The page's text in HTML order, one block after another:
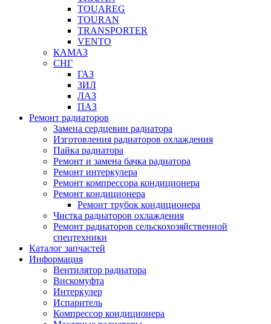
TOUAREG
TOURAN
TRANSPORTER
VENTO
КАМАЗ
СНГ
ГАЗ
ЗИЛ
ЛАЗ
ПАЗ
Ремонт радиаторов
Замена сердцевин радиатора
Изготовления радиаторов охлаждения
Пайка радиатора
Ремонт и замена бачка радиатора
Ремонт интеркулера
Ремонт компрессора кондиционера
Ремонт кондиционера
Ремонт трубок кондиционера
Чистка радиаторов охлаждения
Ремонт радиаторов сельскохозяйственной
спецтехники
Каталог запчастей
Информация
Вентилятор радиатора
Вискомуфта
Интеркулер
Испаритель
Компрессор кондиционера